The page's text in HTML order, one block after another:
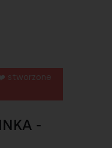
stworzone
-